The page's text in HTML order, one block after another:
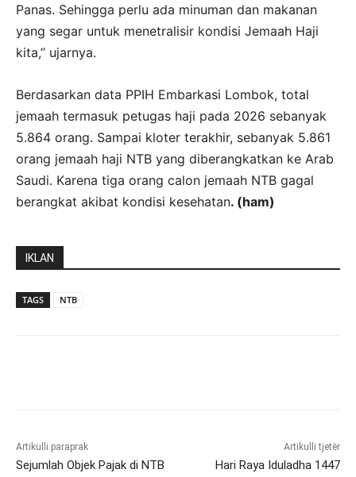
Panas. Sehingga perlu ada minuman dan makanan
yang segar untuk menetralisir kondisi Jemaah Haji
kita,’’ ujarnya.
Berdasarkan data PPIH Embarkasi Lombok, total
jemaah termasuk petugas haji pada 2026 sebanyak
5.864 orang. Sampai kloter terakhir, sebanyak 5.861
orang jemaah haji NTB yang diberangkatkan ke Arab
Saudi. Karena tiga orang calon jemaah NTB gagal
berangkat akibat kondisi kesehatan. (ham)
IKLAN
TAGS NTB
Artikulli paraprak
Sejumlah Objek Pajak di NTB
Artikulli tjetër
Hari Raya Iduladha 1447